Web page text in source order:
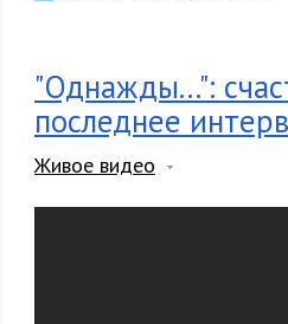
"Однажды...":
последнее
Живое видео